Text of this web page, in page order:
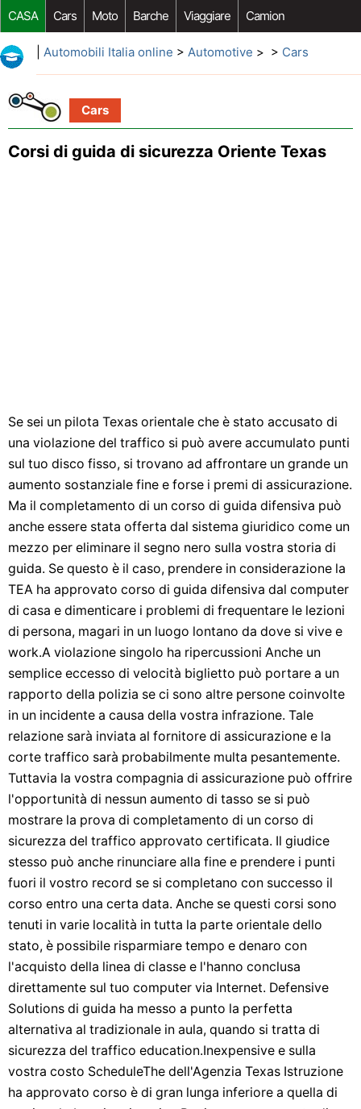
CASA Cars Moto Barche Viaggiare Camion
Riparazione Auto Acquisto Auto Car Opzioni Aftermarket
Automobili Italia online > Automotive > > Cars
Cars
Corsi di guida di sicurezza Oriente Texas
Se sei un pilota Texas orientale che è stato accusato di
una violazione del traffico si può avere accumulato punti
sul tuo disco fisso, si trovano ad affrontare un grande un
aumento sostanziale fine e forse i premi di assicurazione.
Ma il completamento di un corso di guida difensiva può
anche essere stata offerta dal sistema giuridico come un
mezzo per eliminare il segno nero sulla vostra storia di
guida. Se questo è il caso, prendere in considerazione la
TEA ha approvato corso di guida difensiva dal computer
di casa e dimenticare i problemi di frequentare le lezioni
di persona, magari in un luogo lontano da dove si vive e
work.A violazione singolo ha ripercussioni Anche un
semplice eccesso di velocità biglietto può portare a un
rapporto della polizia se ci sono altre persone coinvolte
in un incidente a causa della vostra infrazione. Tale
relazione sarà inviata al fornitore di assicurazione e la
corte traffico sarà probabilmente multa pesantemente.
Tuttavia la vostra compagnia di assicurazione può offrire
l'opportunità di nessun aumento di tasso se si può
mostrare la prova di completamento di un corso di
sicurezza del traffico approvato certificata. Il giudice
stesso può anche rinunciare alla fine e prendere i punti
fuori il vostro record se si completano con successo il
corso entro una certa data. Anche se questi corsi sono
tenuti in varie località in tutta la parte orientale dello
stato, è possibile risparmiare tempo e denaro con
l'acquisto della linea di classe e l'hanno conclusa
direttamente sul tuo computer via Internet. Defensive
Solutions di guida ha messo a punto la perfetta
alternativa al tradizionale in aula, quando si tratta di
sicurezza del traffico education.Inexpensive e sulla
vostra costo ScheduleThe dell'Agenzia Texas Istruzione
ha approvato corso è di gran lunga inferiore a quella di